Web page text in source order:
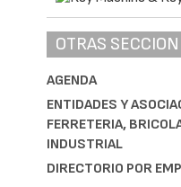
OTRAS
AGENDA
ENTIDADES Y
FERRETERIA,
INDUSTRIAL
DIRECTORIO POR